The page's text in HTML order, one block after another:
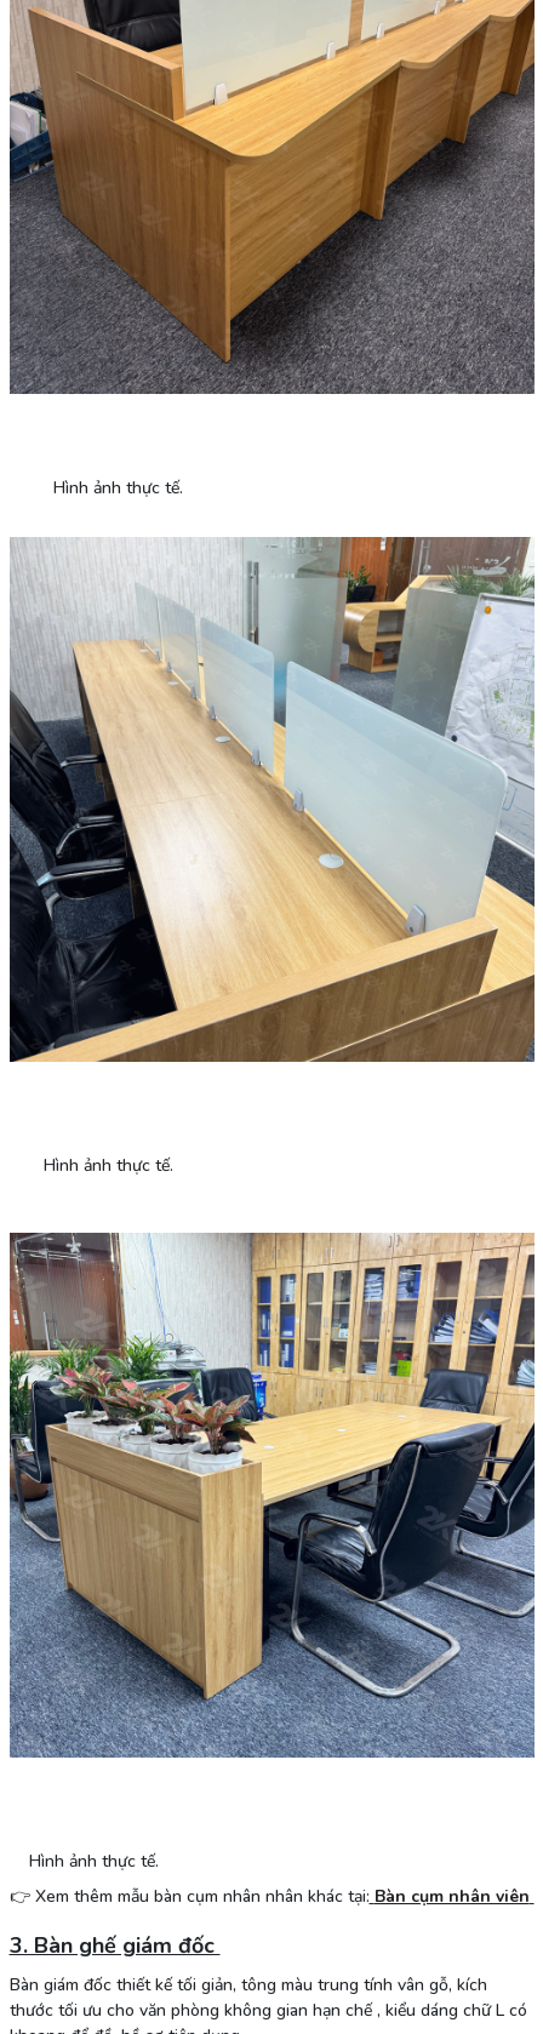
Hình ảnh thực tế.
Hình ảnh thực tế.
Hình ảnh thực tế.
👉 Xem thêm mẫu bàn cụm nhân nhân khác tại: Bàn cụm nhân viên
3. Bàn ghế giám đốc
Bàn giám đốc thiết kế tối giản, tông màu trung tính vân gỗ, kích
thước tối ưu cho văn phòng không gian hạn chế , kiểu dáng chữ L có